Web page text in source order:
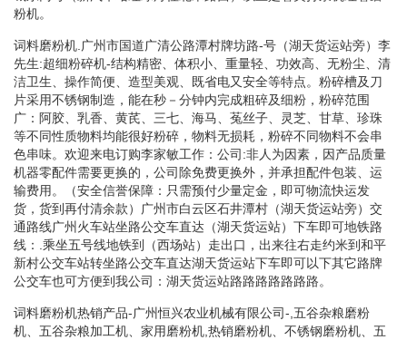
粉机。
词料磨粉机.广州市国道广清公路潭村牌坊路-号（湖天货运站旁）李
先生:超细粉碎机-结构精密、体积小、重量轻、功效高、无粉尘、清
洁卫生、操作简便、造型美观、既省电又安全等特点。粉碎槽及刀
片采用不锈钢制造，能在秒－分钟内完成粗碎及细粉，粉碎范围
广：阿胶、乳香、黄芪、三七、海马、菟丝子、灵芝、甘草、珍珠
等不同性质物料均能很好粉碎，物料无损耗，粉碎不同物料不会串
色串味。欢迎来电订购李家敏工作：公司:非人为因素，因产品质量
机器零配件需要更换的，公司除免费更换外，并承担配件包装、运
输费用。（安全信誉保障：只需预付少量定金，即可物流快运发
货，货到再付清余款）广州市白云区石井潭村（湖天货运站旁）交
通路线广州火车站坐路公交车直达（湖天货运站）下车即可地铁路
线：.乘坐五号线地铁到（西场站）走出口，出来往右走约米到和平
新村公交车站转坐路公交车直达湖天货运站下车即可以下其它路牌
公交车也可方便到我公司：湖天货运站路路路路路路路。
词料磨粉机热销产品-广州恒兴农业机械有限公司-,五谷杂粮磨粉
机、五谷杂粮加工机、家用磨粉机,热销磨粉机、不锈钢磨粉机、五